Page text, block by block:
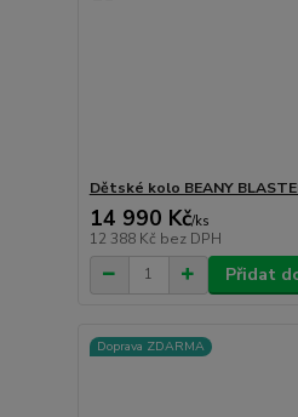
Dětské kolo BEANY
14 990 Kč/ks
12 388 Kč bez DPH
Přidat
Doprava ZDARMA